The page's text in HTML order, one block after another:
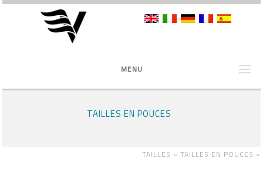
MENU
TAILLES EN POUCES
TAILLES » TAILLES EN POUCES »